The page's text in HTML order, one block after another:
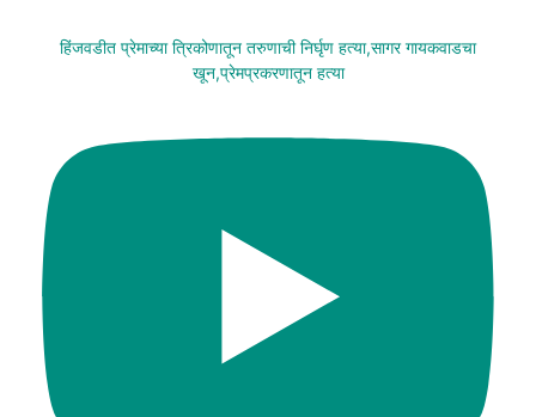
हिंजवडीत प्रेमाच्या त्रिकोणातून तरुणाची निर्घृण हत्या,सागर गायकवाडचा
खून,प्रेमप्रकरणातून हत्या